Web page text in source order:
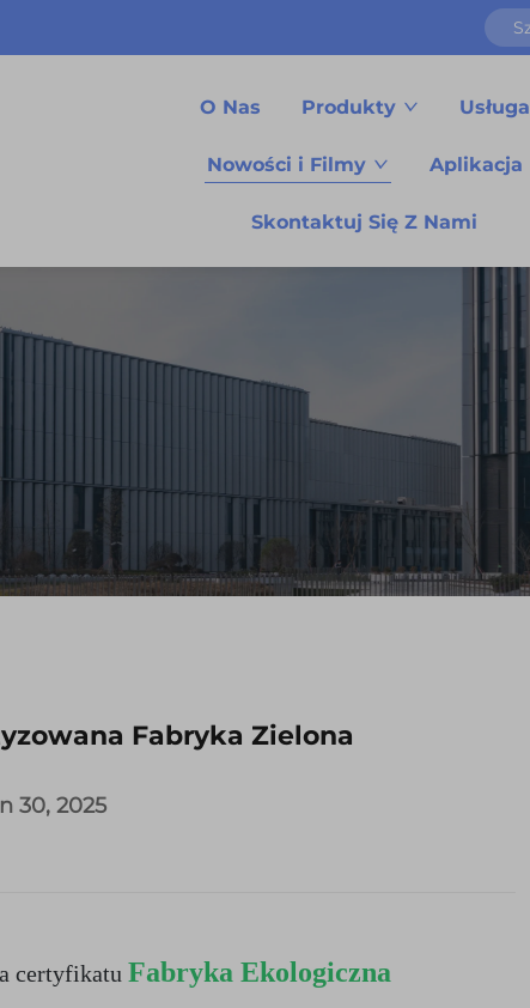
O Nas Produkty Usługa
Nowości i Filmy Aplikacja
Skontaktuj Się Z Nami
Fabryka Zielona
30, 2025
certyfikatu Fabryka Ekologiczna